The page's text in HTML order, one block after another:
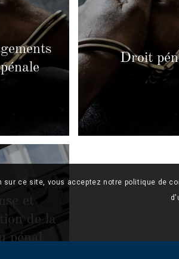
Droit
et
de la
pénal
sur ce site, vous acceptez notre politique de